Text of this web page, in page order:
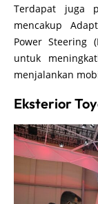
Terdapat juga
mencakup
Power Steering
untuk
menjalankan
Eksterior